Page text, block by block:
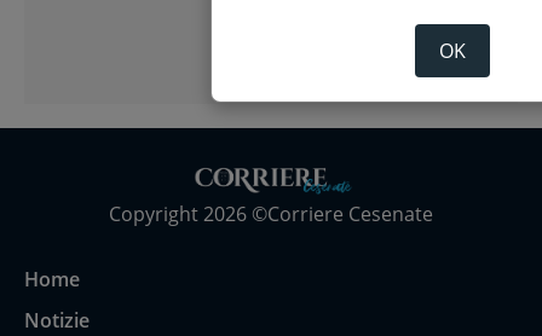
Copyright 2026 ©Corriere Cesenate
Home
Notizie
OK